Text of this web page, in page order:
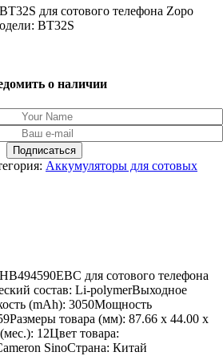
для сотового телефона Zopo
BT32S
о наличии
Аккумуляторы для сотовых
для сотового телефона
состав: Li-polymerВыходное
(mAh): 3050Мощность
товара (мм): 87.66 x 44.00 x
12Цвет товара:
SinoСтрана: Китай